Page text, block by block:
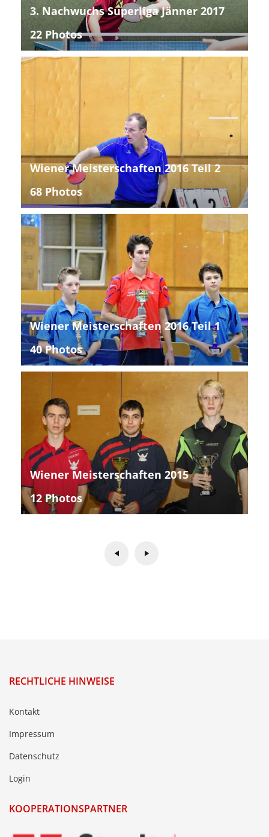
3. Nachwuchs Superliga Jänner 2017
22 Photos
Wiener Meisterschaften 2016 Teil 2
68 Photos
Wiener Meisterschaften 2016 Teil 1
40 Photos
Wiener Meisterschaften 2015
12 Photos
RECHTLICHE HINWEISE
Kontakt
Impressum
Datenschutz
Login
KOOPERATIONSPARTNER